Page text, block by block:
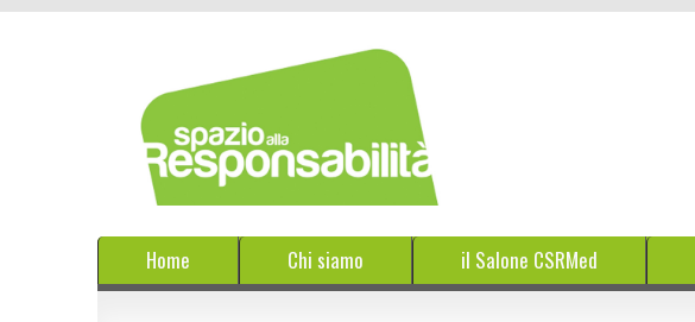
Home Chi siamo il Salone CSRMed